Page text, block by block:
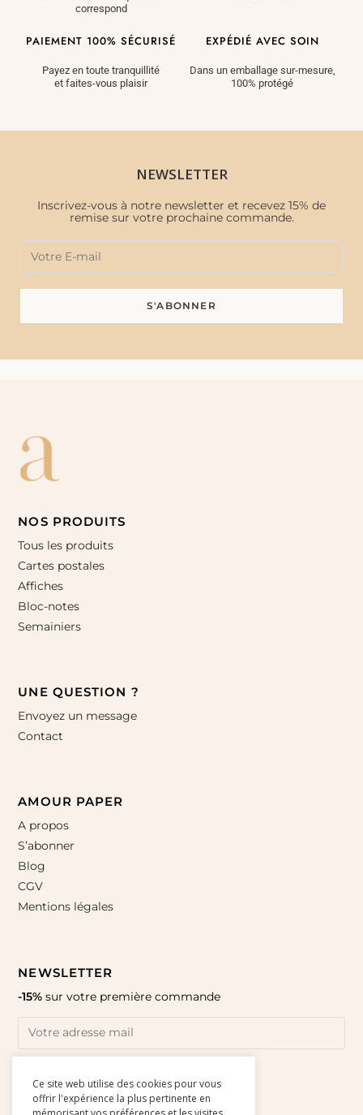
correspond
PAIEMENT 100% SÉCURISÉ
Payez en toute tranquillité
et faites-vous plaisir
EXPÉDIÉ AVEC SOIN
Dans un emballage sur-mesure,
100% protégé
NEWSLETTER
Inscrivez-vous à notre newsletter et recevez 15% de
remise sur votre prochaine commande.
NOS PRODUITS
Tous les produits
Cartes postales
Affiches
Bloc-notes
Semainiers
UNE QUESTION ?
Envoyez un message
Contact
AMOUR PAPER
A propos
S’abonner
Blog
CGV
Mentions légales
NEWSLETTER
-15% sur votre première commande
Ce site web utilise des cookies pour vous
offrir l'expérience la plus pertinente en